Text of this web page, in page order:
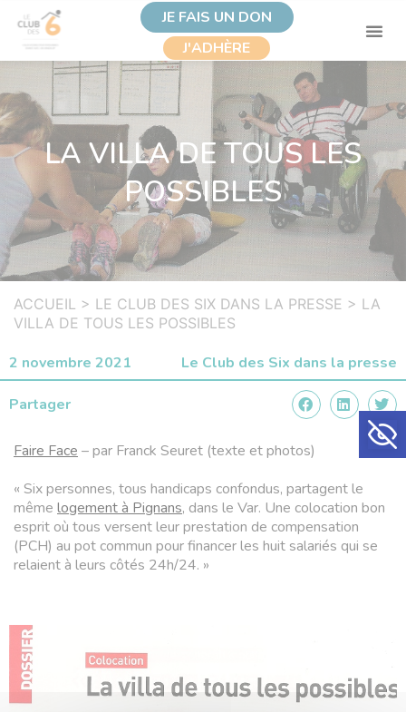
Ouvrir
JE FAIS UN DON
J'ADHÈRE
LA VILLA DE TOUS LES
POSSIBLES
ACCUEIL > LE CLUB DES SIX DANS LA PRESSE > LA
VILLA DE TOUS LES POSSIBLES
2 novembre 2021 Le Club des Six dans la presse
Partager
Faire Face – par Franck Seuret (texte et photos)
« Six personnes, tous handicaps confondus, partagent le
même logement à Pignans, dans le Var. Une colocation bon
esprit où tous versent leur prestation de compensation
(PCH) au pot commun pour financer les huit salariés qui se
relaient à leurs côtés 24h/24. »